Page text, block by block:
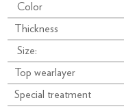
Color
Thickness
Size:
Top wearlayer
Special treatment